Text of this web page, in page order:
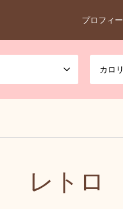
プロフィ
カロ
レトロ